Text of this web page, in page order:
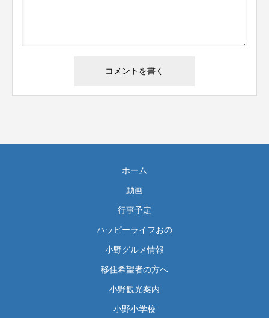
ホーム
動画
行事予定
ハッピーライフおの
小野グルメ情報
移住希望者の方へ
小野観光案内
小野小学校